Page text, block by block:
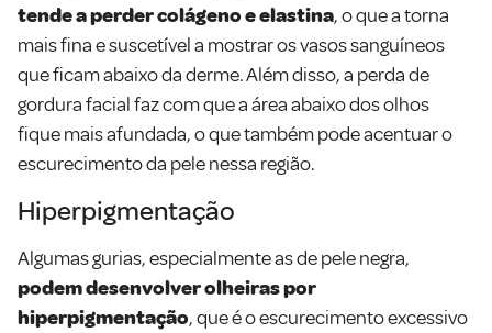
tende a perder colágeno e elastina, o que a torna
mais fina e suscetível a mostrar os vasos sanguíneos
que ficam abaixo da derme. Além disso, a perda de
gordura facial faz com que a área abaixo dos olhos
fique mais afundada, o que também pode acentuar o
escurecimento da pele nessa região.
Hiperpigmentação
Algumas gurias, especialmente as de pele negra,
podem desenvolver olheiras por
hiperpigmentação, que é o escurecimento excessivo